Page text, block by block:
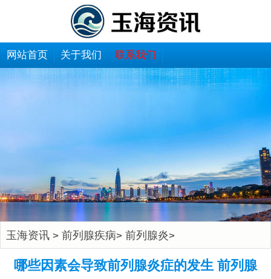
网站首页 关于我们 联系我们
玉海资讯> 前列腺疾病> 前列腺炎>
哪些因素会导致前列腺炎症的发生 前列腺